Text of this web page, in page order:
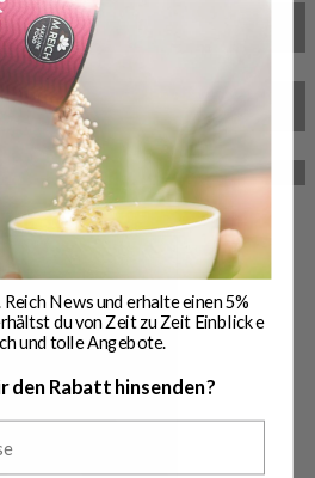
für herausragende Service-
ausgezeichnet
– das neue Produkt von M.
Reich
des Jahres 2024
News und erhalte einen 5%
du von Zeit zu Zeit Einblicke
und tolle Angebote.
den Rabatt hinsenden?